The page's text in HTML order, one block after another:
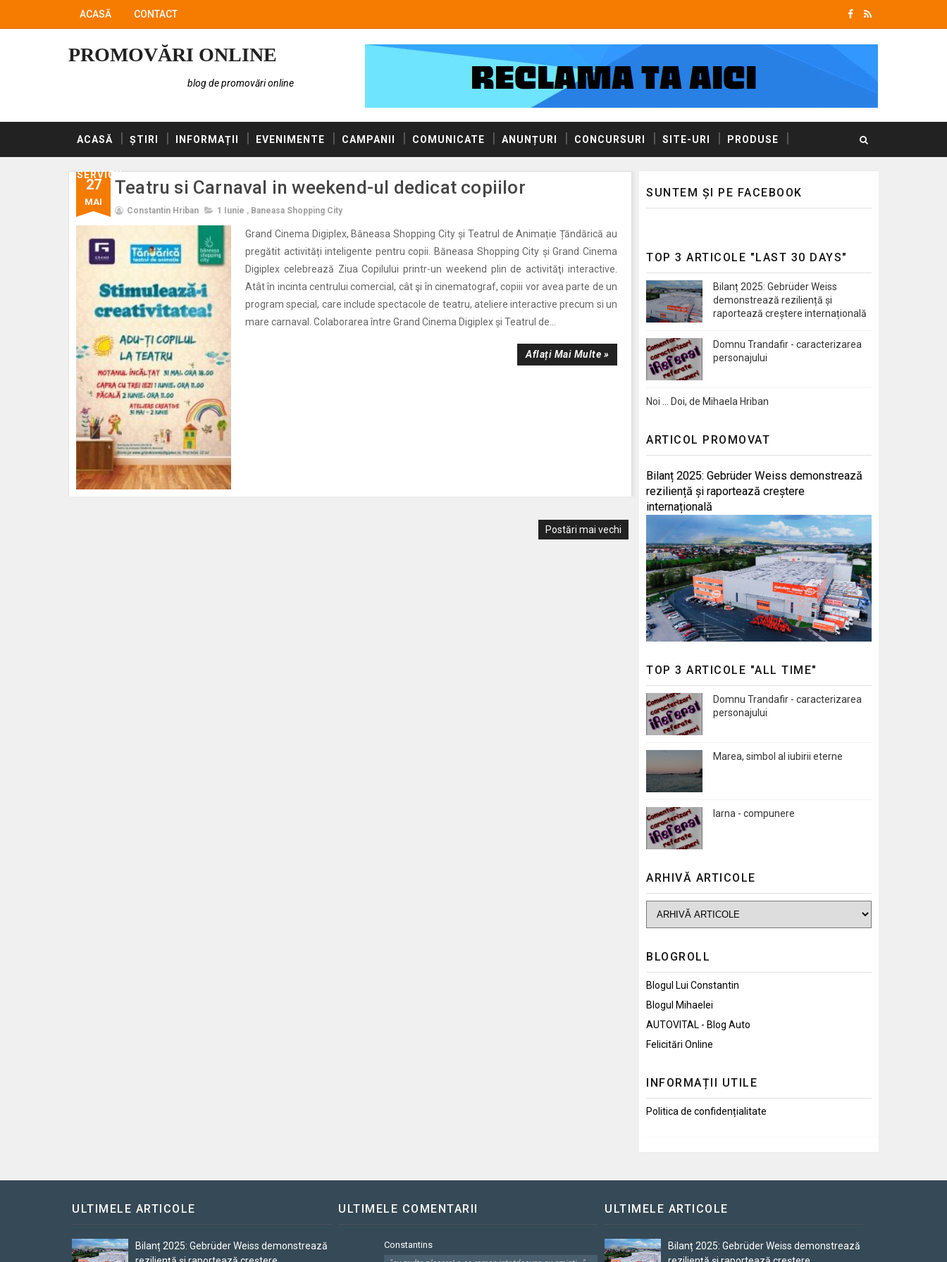
ACASĂ CONTACT
PROMOVĂRI ONLINE
blog de promovări online
ACASĂ ȘTIRI INFORMAȚII EVENIMENTE CAMPANII COMUNICATE ANUNȚURI CONCURSURI SITE-URI PRODUSE
SERVICII
27
MAI
Teatru si Carnaval in weekend-ul dedicat copiilor
Constantin Hriban 1 Iunie , Baneasa Shopping City
Grand Cinema Digiplex, Băneasa Shopping City și Teatrul de Animație Țăndărică au
pregătit activități inteligente pentru copii. Băneasa Shopping City și Grand Cinema
Digiplex celebrează Ziua Copilului printr-un weekend plin de activităţi interactive.
Atât în incinta centrului comercial, cât şi în cinematograf, copiii vor avea parte de un
program special, care include spectacole de teatru, ateliere interactive precum si un
mare carnaval. Colaborarea între Grand Cinema Digiplex și Teatrul de...
Aflați Mai Multe »
Postări mai vechi
SUNTEM ȘI PE FACEBOOK
TOP 3 ARTICOLE "LAST 30 DAYS"
Bilanț 2025: Gebrüder Weiss
demonstrează reziliență și
raportează creștere internațională
Domnu Trandafir - caracterizarea
personajului
Noi … Doi, de Mihaela Hriban
ARTICOL PROMOVAT
Bilanț 2025: Gebrüder Weiss demonstrează
reziliență și raportează creștere
internațională
TOP 3 ARTICOLE "ALL TIME"
Domnu Trandafir - caracterizarea
personajului
Marea, simbol al iubirii eterne
Iarna - compunere
ARHIVĂ ARTICOLE
BLOGROLL
Blogul Lui Constantin
Blogul Mihaelei
AUTOVITAL - Blog Auto
Felicitări Online
INFORMAȚII UTILE
Politica de confidențialitate
ULTIMELE ARTICOLE
Bilanț 2025: Gebrüder Weiss demonstrează
ULTIMELE COMENTARII
Constantins
ULTIMELE ARTICOLE
Bilanț 2025: Gebrüder Weiss demonstrează